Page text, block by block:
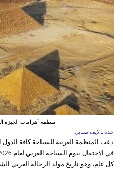
منطقة أهرامات الجيزة
جدة ـ لايف ستايل
دعت المنظمة العربية للسياحة كافة الدول
كل عام، وهو تاريخ مولد الرحالة العربي